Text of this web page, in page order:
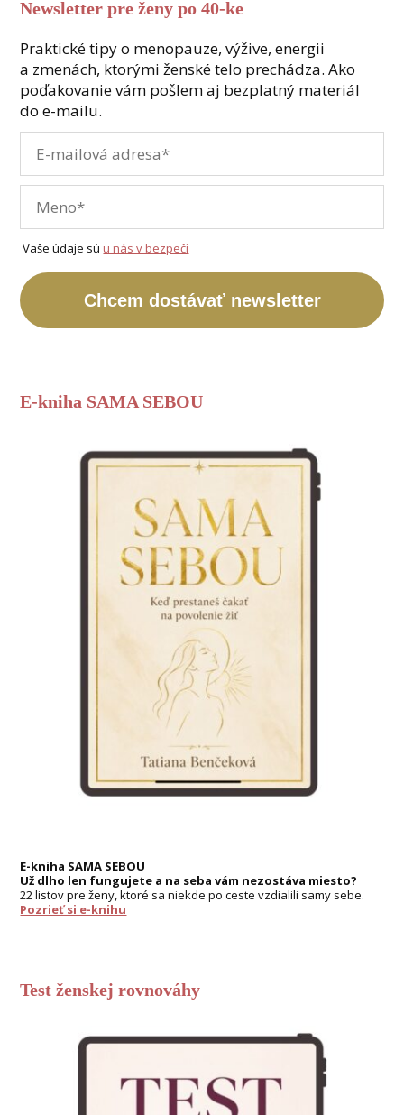
Newsletter pre ženy po 40-ke
Praktické tipy o menopauze, výžive, energii
a zmenách, ktorými ženské telo prechádza. Ako
poďakovanie vám pošlem aj bezplatný materiál
do e-mailu.
Vaše údaje súu nás v bezpečí
Chcem dostávať newsletter
E-kniha SAMA SEBOU
E-kniha SAMA SEBOU
Už dlho len fungujete a na seba vám nezostáva miesto?
22 listov pre ženy, ktoré sa niekde po ceste vzdialili samy sebe.
Pozrieť si e-knihu
Test ženskej rovnováhy